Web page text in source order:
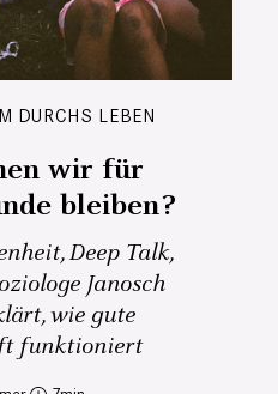
DURCHS LEBEN
wir für
bleiben?
Deep Talk,
Janosch
wie gute
funktioniert